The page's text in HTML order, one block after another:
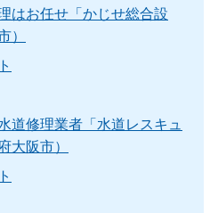
はお任せ「かじせ総合設
道修理業者「水道レスキュ
大阪市）